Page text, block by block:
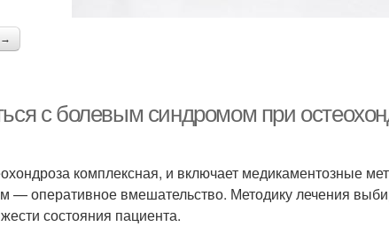
→
с болевым синдромом при
комплексная, и включает медикаментозные
— оперативное вмешательство. Методику лечения
состояния пациента.